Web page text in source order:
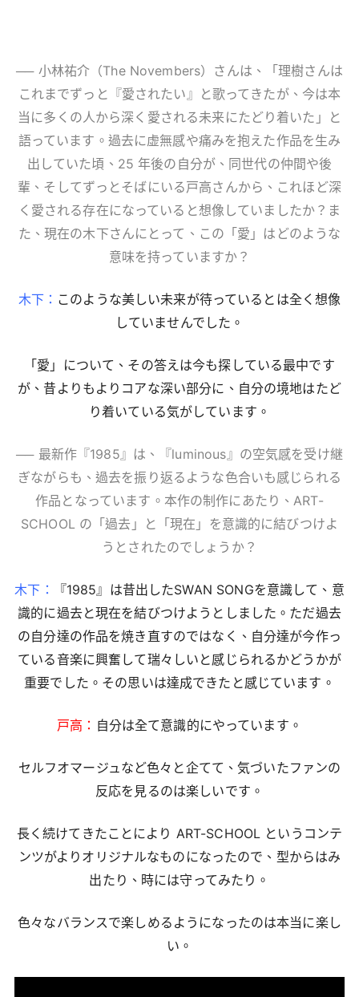
── 小林祐介（The Novembers）さんは、「理樹さんは
これまでずっと『愛されたい』と歌ってきたが、今は本
当に多くの人から深く愛される未来にたどり着いた」と
語っています。過去に虚無感や痛みを抱えた作品を生み
出していた頃、25 年後の自分が、同世代の仲間や後
輩、そしてずっとそばにいる戸高さんから、これほど深
く愛される存在になっていると想像していましたか？ま
た、現在の木下さんにとって、この「愛」はどのような
意味を持っていますか？
木下： このような美しい未来が待っているとは全く想像
していませんでした。
「愛」について、その答えは今も探している最中です
が、昔よりもよりコアな深い部分に、自分の境地はたど
り着いている気がしています。
── 最新作『1985』は、『luminous』の空気感を受け継
ぎながらも、過去を振り返るような色合いも感じられる
作品となっています。本作の制作にあたり、ART-
SCHOOL の「過去」と「現在」を意識的に結びつけよ
うとされたのでしょうか？
木下：
『1985』は昔出したSWAN SONGを意識して、意
識的に過去と現在を結びつけようとしました。ただ過去
の自分達の作品を焼き直すのではなく、自分達が今作っ
ている音楽に興奮して瑞々しいと感じられるかどうかが
重要でした。その思いは達成できたと感じています。
戸高： 自分は全て意識的にやっています。
セルフオマージュなど色々と企てて、気づいたファンの
反応を見るのは楽しいです。
長く続けてきたことにより ART-SCHOOL というコンテ
ンツがよりオリジナルなものになったので、型からはみ
出たり、時には守ってみたり。
色々なバランスで楽しめるようになったのは本当に楽し
い。